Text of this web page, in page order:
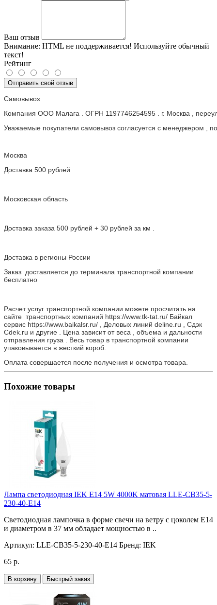
Ваш отзыв
Внимание: HTML не поддерживается! Используйте обычный
текст!
Рейтинг
Отправить свой отзыв
Самовывоз
Компания ООО Малага . ОГРН 1197746254595 . г. Москва ,
Уважаемые покупатели самовывоз согласуется с менеджером ,
Москва
Доставка 500 рублей
Московская область
Доставка заказа 500 рублей + 30 рублей за км .
Доставка в регионы России
Заказ доставляется до терминала транспортной компании
бесплатно
Расчет услуг транспортной компании можете просчитать на
сайте транспортных компаний https://www.tk-tat.ru/ Байкал
сервис https://www.baikalsr.ru/ , Деловых линий deline.ru , Сдэк
Cdek.ru и другие . Цена зависит от веса , объема и дальности
отправления груза . Весь товар в транспортной компании
упаковывается в жесткий короб.
Оплата совершается после получения и осмотра товара.
Похожие товары
Лампа светодиодная IEK E14 5W 4000K матовая LLE-CB35-5-
230-40-E14
Светодиодная лампочка в форме свечи на ветру с цоколем E14
и диаметром в 37 мм обладает мощностью в ..
Артикул: LLE-CB35-5-230-40-E14 Бренд: IEK
65 р.
В корзину Быстрый заказ